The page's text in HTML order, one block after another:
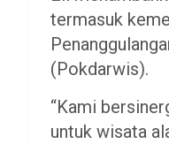
termasuk
(Pokdarwis).
​“Kami
untuk wisata